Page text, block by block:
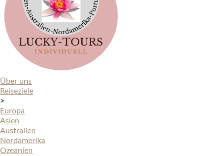
Über uns
Reiseziele
>
Europa
Asien
Australien
Nordamerika
Ozeanien